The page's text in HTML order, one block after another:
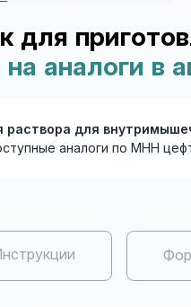
аналоги в
для
аналоги по МНН